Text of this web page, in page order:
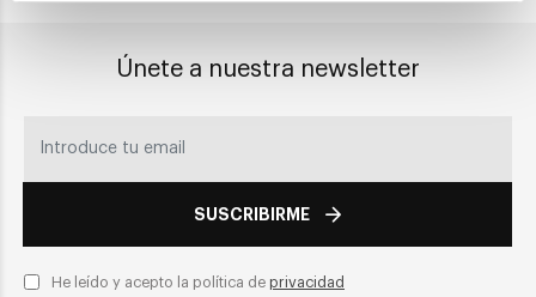
Únete a nuestra newsletter
SUSCRIBIRME
He leído y acepto la política de privacidad